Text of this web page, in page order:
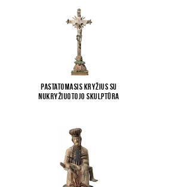
Pastatomasis kryžius su
Nukryžiuotojo skulptūra